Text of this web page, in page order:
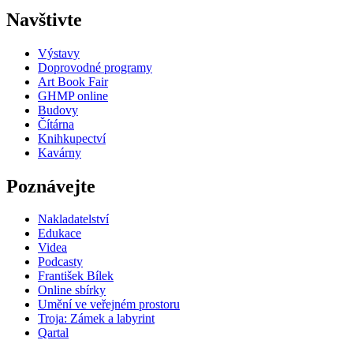
Navštivte
Výstavy
Doprovodné programy
Art Book Fair
GHMP online
Budovy
Čítárna
Knihkupectví
Kavárny
Poznávejte
Nakladatelství
Edukace
Videa
Podcasty
František Bílek
Online sbírky
Umění ve veřejném prostoru
Troja: Zámek a labyrint
Qartal